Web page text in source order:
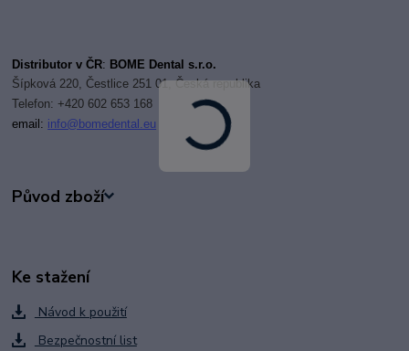
Distributor v ČR: BOME Dental s.r.o.
Šípková 220, Čestlice 251 01, Česká republika
Telefon: +420 602 653 168
email: info@bomedental.eu
Původ zboží
Ke stažení
Návod k použití
Bezpečnostní list